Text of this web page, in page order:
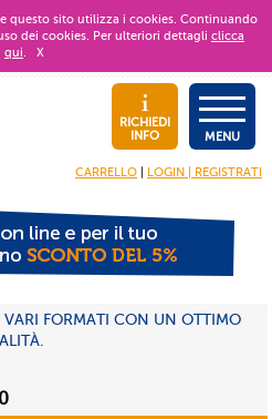
questo sito utilizza i cookies. Continuando
dei cookies. Per ulteriori dettagli clicca
qui. X
RICHIEDI
INFO
MENU
CARRELLO LOGIN | REGISTRATI
FORMATI CON UN OTTIMO